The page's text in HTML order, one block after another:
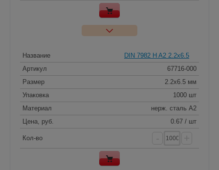
Название
DIN 7982 H A2 2.2x6.5
Артикул
67716-000
Размер
2.2x6.5 мм
Упаковка
1000 шт
Материал
нерж. сталь A2
Цена, руб.
0.67 / шт
Кол-во